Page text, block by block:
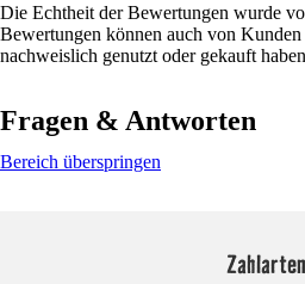
Die Echtheit der Bewertungen wurde
Bewertungen können auch von
nachweislich genutzt oder gekauft
Fragen & Antworten
Bereich überspringen
Zahlarten